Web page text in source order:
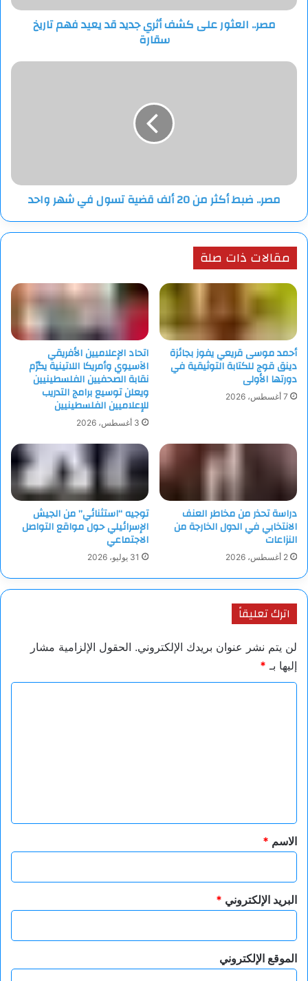
فهم
مصر.. العثور على كشف أثري جديد قد يعيد فهم تاريخ
سقارة
مصر..
في
شهرمصر.. ضبط أكثر من 20 ألف قضية تسول في شهر واحد
مقالات ذات صلة
أحمد موسى قريعي يفوز بجائزة
دينق قوج للكتابة التوثيقية في
دورتها الأولى
7 أغسطس، 2026
اتحاد الإعلاميين الأفريقي
الآسيوي وأمريكا اللاتينية يكرّم
نقابة الصحفيين الفلسطينيين
ويعلن توسيع برامج التدريب
للإعلاميين الفلسطينيين
3 أغسطس، 2026
دراسة تحذر من مخاطر العنف
الانتخابي في الدول الخارجة من
النزاعات
2 أغسطس، 2026
توجيه “استثنائي” من الجيش
الإسرائيلي حول مواقع التواصل
الاجتماعي
31 يوليو، 2026
اترك تعليقاً
لن يتم نشر عنوان بريدك الإلكتروني. الحقول الإلزامية مشار
إليها بـ *
*
الاسم *
البريد الإلكتروني *
الموقع الإلكتروني